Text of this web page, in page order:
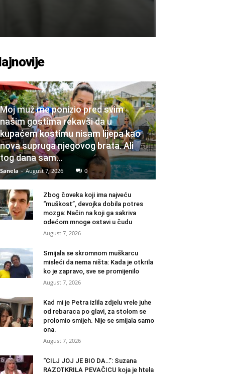
Moj muž me ponizio pred svim
našim gostima rekavši da u
kupaćem kostimu nisam lijepa kao
nova supruga njegovog brata. Ali
tog dana sam...
Sanela - August 7, 2026 0
Zbog čoveka koji ima najveću
“muškost”, devojka dobila potres
mozga: Način na koji ga sakriva
odećom mnoge ostavi u čudu
August 7, 2026
Smijala se skromnom muškarcu
misleći da nema ništa: Kada je otkrila
ko je zapravo, sve se promijenilo
August 7, 2026
Kad mi je Petra izlila zdjelu vrele juhe
od rebaraca po glavi, za stolom se
prolomio smijeh. Nije se smijala samo
ona.
August 7, 2026
“CILJ JOJ JE BIO DA…”: Suzana
RAZOTKRILA PEVAČICU koja je htela